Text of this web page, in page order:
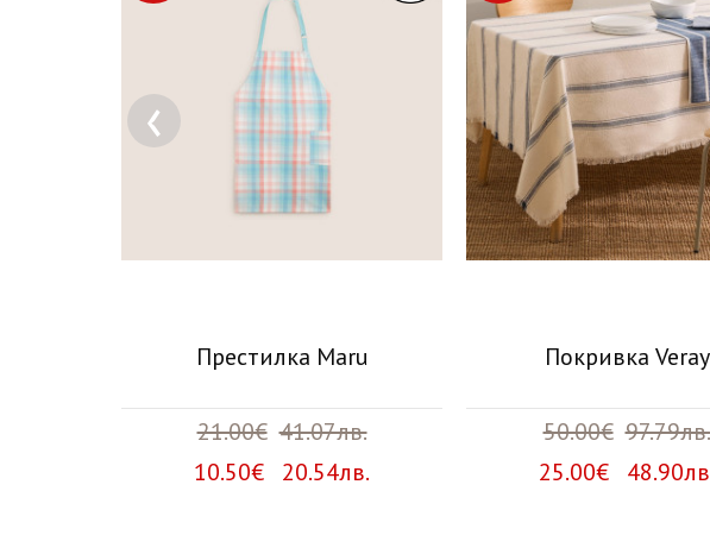
Престилка Maru
21.00€ 41.07лв.
10.50€ 20.54лв.
Покривка Veray
50.00€ 97.79лв.
25.00€
‹